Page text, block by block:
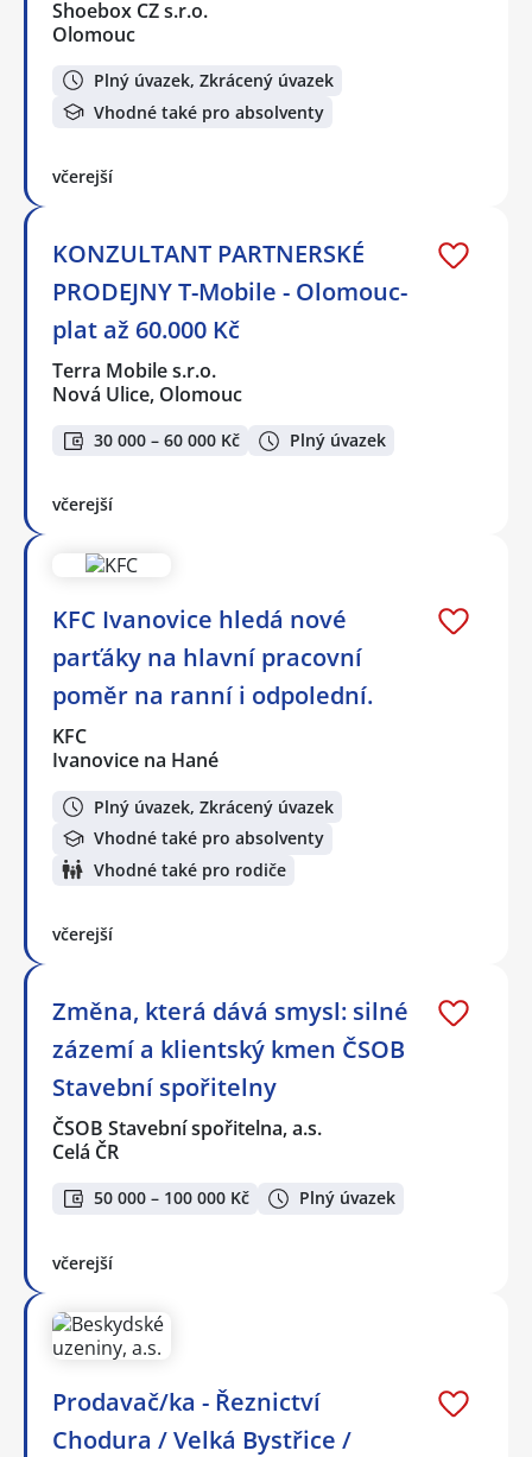
Shoebox CZ s.r.o.
Olomouc
Plný úvazek, Zkrácený úvazek
Vhodné také pro absolventy
včerejší
KONZULTANT PARTNERSKÉ
PRODEJNY T-Mobile - Olomouc-
plat až 60.000 Kč
Terra Mobile s.r.o.
Nová Ulice, Olomouc
30 000 – 60 000 Kč Plný úvazek
včerejší
KFC Ivanovice hledá nové
parťáky na hlavní pracovní
poměr na ranní i odpolední.
KFC
Ivanovice na Hané
Plný úvazek, Zkrácený úvazek
Vhodné také pro absolventy
Vhodné také pro rodiče
včerejší
Změna, která dává smysl: silné
zázemí a klientský kmen ČSOB
Stavební spořitelny
ČSOB Stavební spořitelna, a.s.
Celá ČR
50 000 – 100 000 Kč Plný úvazek
včerejší
Prodavač/ka - Řeznictví
Chodura / Velká Bystřice /